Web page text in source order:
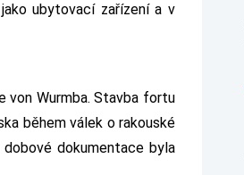
ubytovací zařízení a v
von Wurmba. Stavba fortu
během válek o rakouské
dokumentace byla